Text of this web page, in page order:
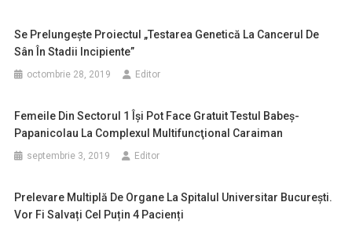
Se Prelungeşte Proiectul „Testarea Genetică La Cancerul De
Sân În Stadii Incipiente”
octombrie 28, 2019 Editor
Femeile Din Sectorul 1 Îşi Pot Face Gratuit Testul Babeş-
Papanicolau La Complexul Multifuncţional Caraiman
septembrie 3, 2019 Editor
Prelevare Multiplă De Organe La Spitalul Universitar București.
Vor Fi Salvați Cel Puțin 4 Pacienți